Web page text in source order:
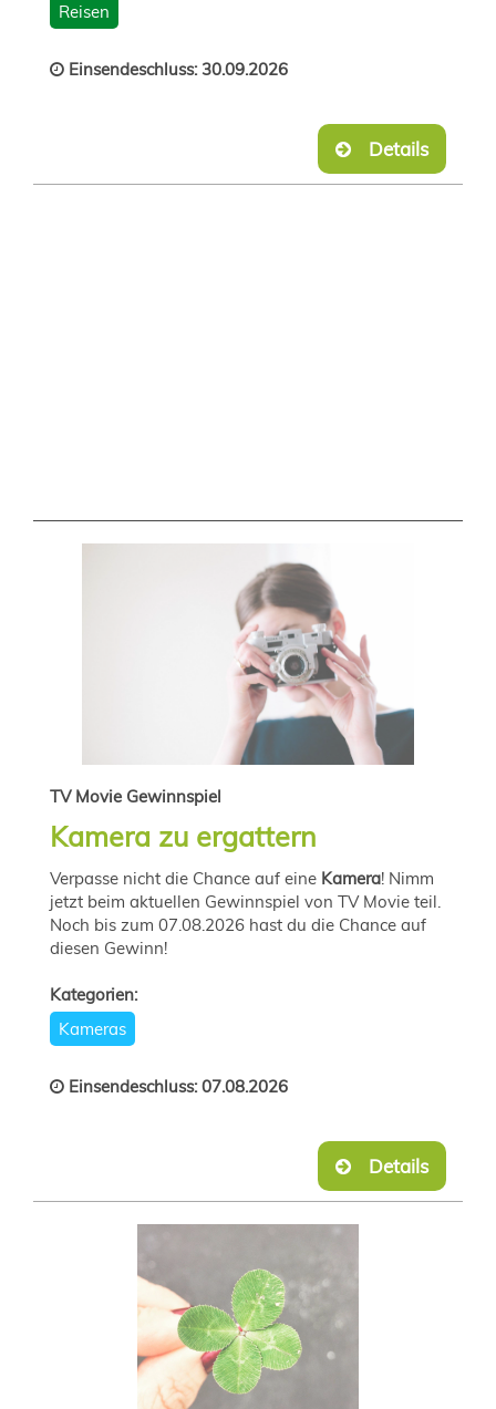
Reisen
Einsendeschluss: 30.09.2026
Details
TV Movie Gewinnspiel
Kamera zu ergattern
Verpasse nicht die Chance auf eine Kamera! Nimm
jetzt beim aktuellen Gewinnspiel von TV Movie teil.
Noch bis zum 07.08.2026 hast du die Chance auf
diesen Gewinn!
Kategorien:
Kameras
Einsendeschluss: 07.08.2026
Details